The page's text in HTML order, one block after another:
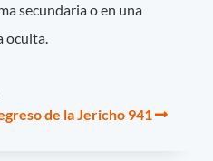
secundaria o en una
oculta.
de la Jericho 941